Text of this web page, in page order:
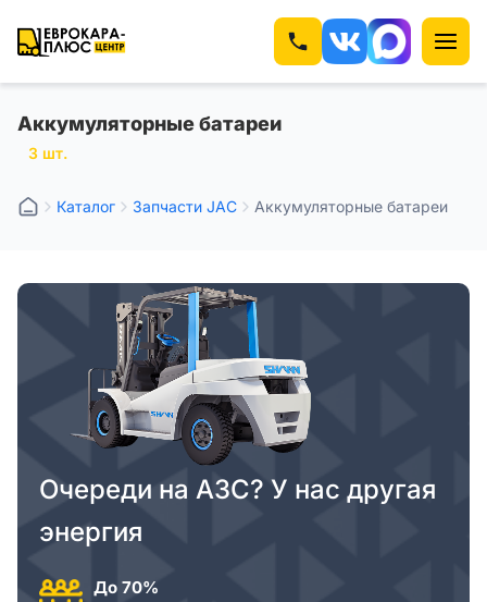
Аккумуляторные батареи
3 шт.
Каталог Запчасти JAC Аккумуляторные батареи
Очереди на АЗС? У нас другая
энергия
До 70%